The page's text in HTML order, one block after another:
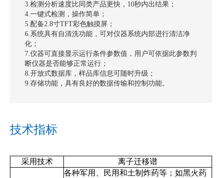
3.检测分析速度比同类产品更快，10秒内出结果；
4.一键式检测，操作简单；
5.配备2.8寸TFT彩色触摸屏；
6.系统具有自清洗功能，可对仪器系统内部进行清洁净
化；
7.仪器可直接显示运行条件参数值，用户可依据此参数判
断仪器是否能够正常运行；
8.开放式数据库，样品库信息可随时升级；
9.存储功能，具有良好的数据传输和控制功能。
技术指标
采用技术 离子迁移谱
各种军用、民用和土制炸药等；如黑火药